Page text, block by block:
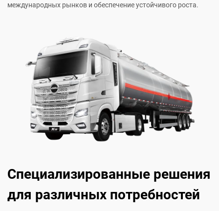
международных рынков и обеспечение устойчивого роста.
Специализированные решения
для различных потребностей